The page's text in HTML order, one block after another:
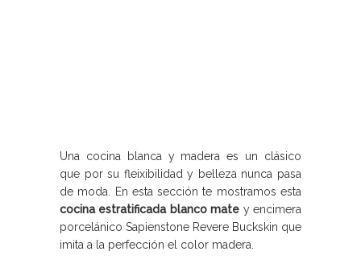
Una cocina blanca y madera es un clásico
que por su fleixibilidad y belleza nunca pasa
de moda. En esta sección te mostramos esta
cocina estratificada blanco mate y encimera
porcelánico Sapienstone Revere Buckskin que
imita a la perfección el color madera.